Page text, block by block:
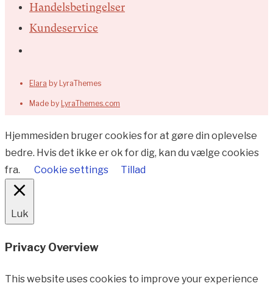
Handelsbetingelser
Kundeservice
Elara by LyraThemes
Made by LyraThemes.com
Hjemmesiden bruger cookies for at gøre din oplevelse
bedre. Hvis det ikke er ok for dig, kan du vælge cookies
fra.
Cookie settings Tillad
Luk
Privacy Overview
This website uses cookies to improve your experience